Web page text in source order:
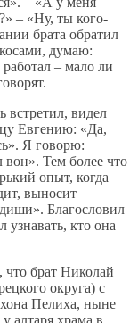
– «Ну, ты кого-
брата обратил
думаю:
– мало ли
встретил, видел
Евгению: «Да,
Я говорю:
Тем более что
опыт, когда
выносит
Благословил
узнавать, кто она
что брат Николай
округа) с
Пелиха, ныне